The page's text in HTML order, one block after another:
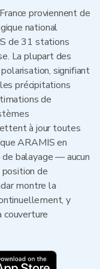
proviennent de
national
de 31 stations
La plupart des
signifiant
précipitations
de
à jour toutes
ARAMIS en
de balayage — aucun
position de
montre la
y